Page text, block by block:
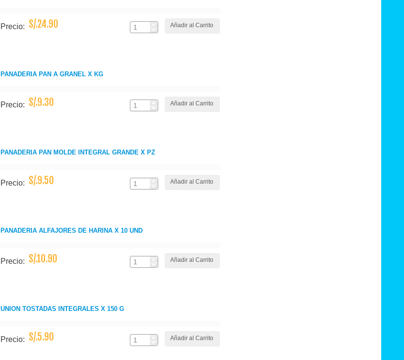
Precio: S/.24.90 Añadir al Carrito
PANADERIA PAN A GRANEL X KG
Precio: S/.9.30 Añadir al Carrito
PANADERIA PAN MOLDE INTEGRAL GRANDE X PZ
Precio: S/.9.50 Añadir al Carrito
PANADERIA ALFAJORES DE HARINA X 10 UND
Precio: S/.10.90 Añadir al Carrito
UNION TOSTADAS INTEGRALES X 150 G
Precio: S/.5.90 Añadir al Carrito